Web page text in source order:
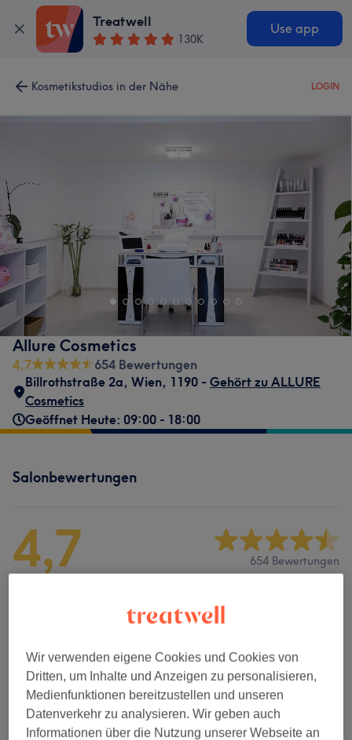
Treatwell
130K
Use app
Kosmetikstudios in der Nähe LOGIN
Allure Cosmetics
4,7
654 Bewertungen
Billrothstraße 2a, Wien, 1190 - Gehört zu ALLURE
Cosmetics
Geöffnet Heute: 09:00 - 18:00
Salonbewertungen
4,7 654 Bewertungen
Service
Wir verwenden eigene Cookies und Cookies von
Dritten, um Inhalte und Anzeigen zu personalisieren,
Medienfunktionen bereitzustellen und unseren
Datenverkehr zu analysieren. Wir geben auch
Informationen über die Nutzung unserer Webseite an